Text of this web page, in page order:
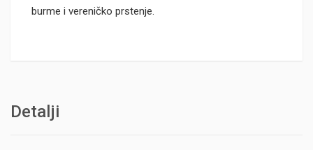
burme i vereničko prstenje.
Detalji